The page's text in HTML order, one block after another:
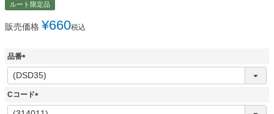
ルート限定品
販売価格 ¥660税込
品番
(
必
須
Cコード
(